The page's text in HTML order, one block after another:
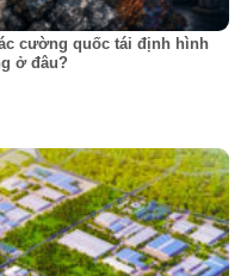
cường quốc tái định hình
ở đâu?